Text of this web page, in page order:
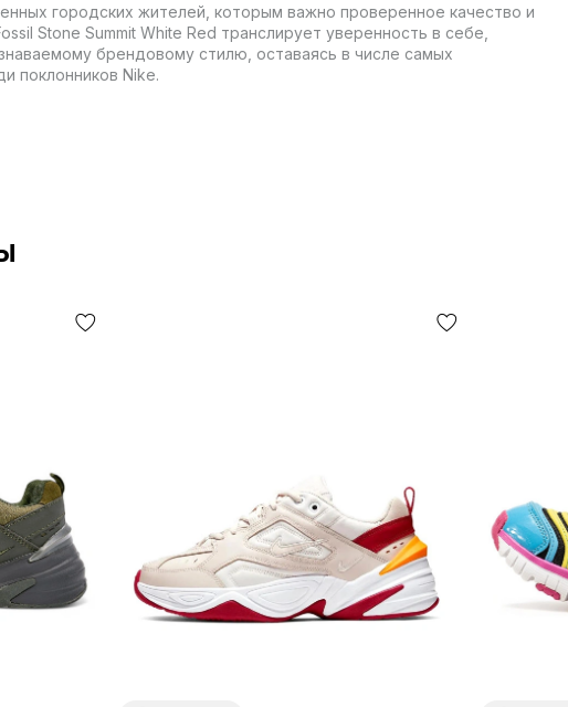
городских жителей, которым важно проверенное качество и
Stone Summit White Red транслирует уверенность в себе,
брендовому стилю, оставаясь в числе самых
поклонников Nike.